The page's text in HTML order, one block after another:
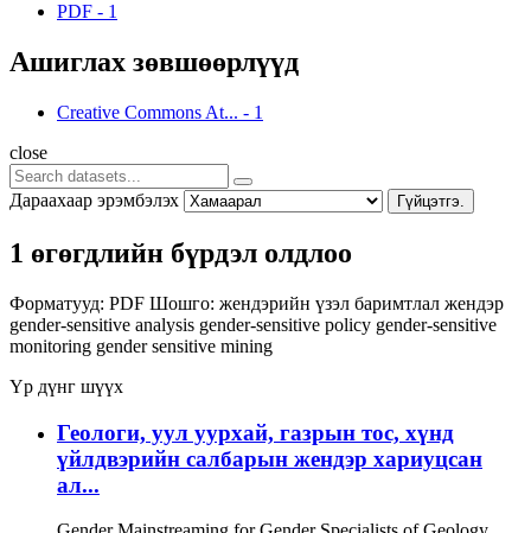
PDF - 1
Ашиглах зөвшөөрлүүд
Creative Commons At... - 1
close
Дараахаар эрэмбэлэх Гүйцэтгэ.
1 өгөгдлийн бүрдэл олдлоо
Форматууд: PDF Шошго: жендэрийн үзэл баримтлал жендэр
gender-sensitive analysis gender-sensitive policy gender-sensitive
monitoring gender sensitive mining
Үр дүнг шүүх
Геологи, уул уурхай, газрын тос, хүнд
үйлдвэрийн салбарын жендэр хариуцсан
ал...